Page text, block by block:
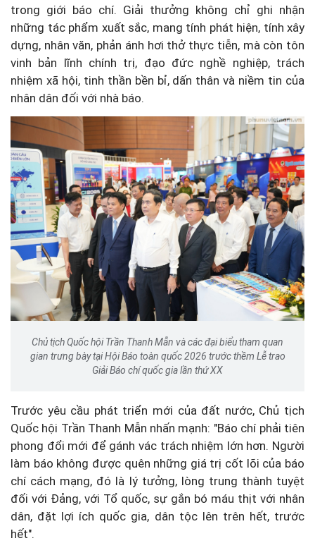
trong giới báo chí. Giải thưởng không chỉ ghi nhận
những tác phẩm xuất sắc, mang tính phát hiện, tính xây
dựng, nhân văn, phản ánh hơi thở thực tiễn, mà còn tôn
vinh bản lĩnh chính trị, đạo đức nghề nghiệp, trách
nhiệm xã hội, tinh thần bền bỉ, dấn thân và niềm tin của
nhân dân đối với nhà báo.
Chủ tịch Quốc hội Trần Thanh Mẫn và các đại biểu tham quan
gian trưng bày tại Hội Báo toàn quốc 2026 trước thềm Lễ trao
Giải Báo chí quốc gia lần thứ XX
Trước yêu cầu phát triển mới của đất nước, Chủ tịch
Quốc hội Trần Thanh Mẫn nhấn mạnh: "Báo chí phải tiên
phong đổi mới để gánh vác trách nhiệm lớn hơn. Người
làm báo không được quên những giá trị cốt lõi của báo
chí cách mạng, đó là lý tưởng, lòng trung thành tuyệt
đối với Đảng, với Tổ quốc, sự gắn bó máu thịt với nhân
dân, đặt lợi ích quốc gia, dân tộc lên trên hết, trước
hết".